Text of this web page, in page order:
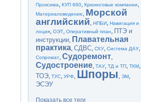
Проксима,КУП 660,Крюинговые компании,
Материаловедение, Морской
английский,НПБИ,Навигация и
лоция,ОЭТ,Оперативный план, ПТЭ и
инструкции, Плавательная
практика,СДВС,СХУ,Система ДАУ,
Сопромат,Судоремонт,
Судостроение,ТАУ,ТД и ТП,ТКМ,
ТОЭ,ТУС,УРФ, Шпоры ,ЭМ,
ЭСЭУ
Показать все теги